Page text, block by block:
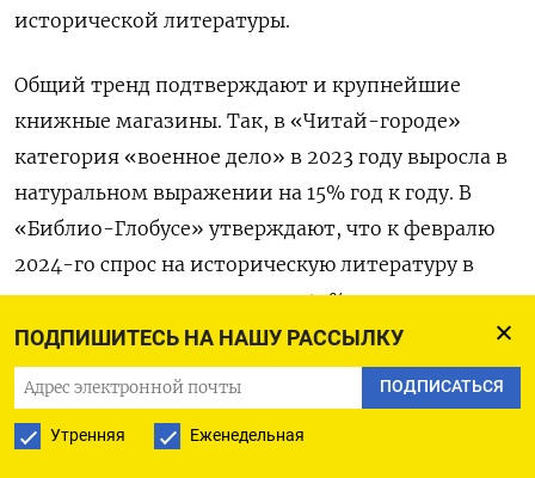
ПОДПИШИТЕСЬ НА НАШУ РАССЫЛКУ
ПОДПИСАТЬСЯ
Утренняя Еженедельная
исторической литературы.
Общий тренд подтверждают и крупнейшие
книжные магазины. Так, в «Читай-городе»
категория «военное дело» в 2023 году выросла в
натуральном выражении на 15% год к году. В
«Библио-Глобусе» утверждают, что к февралю
2024-го спрос на историческую литературу в
целом увеличился почти на 40% относительно
февраля 2023 года.
В топ-5 бестселлеров издательства АСТ в нише
«военное искусство» и «история» по состоянию